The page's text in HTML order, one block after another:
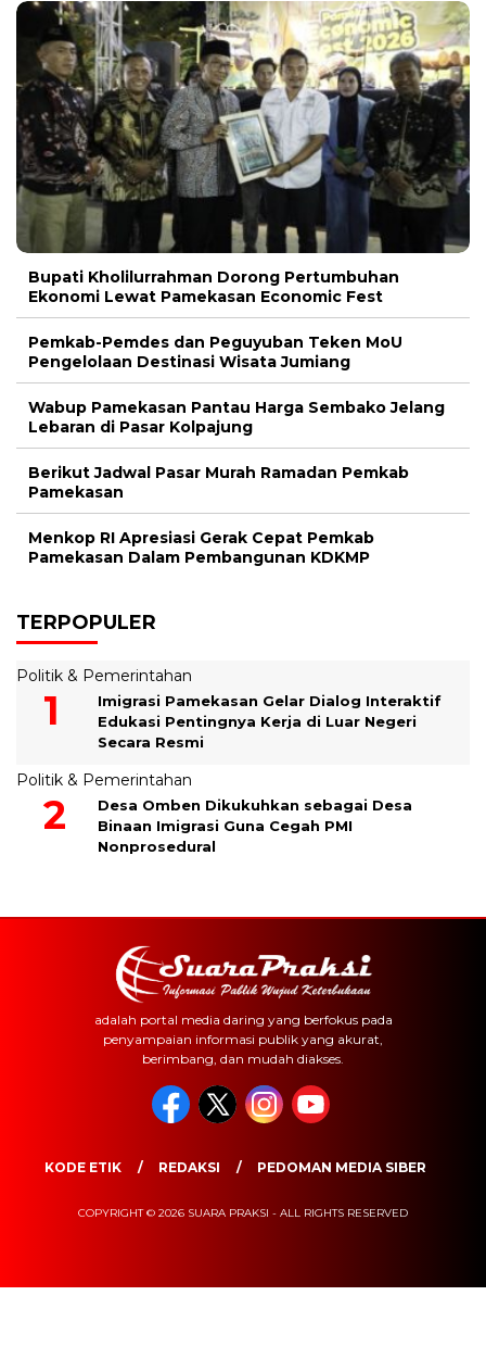
Bupati Kholilurrahman Dorong Pertumbuhan
Ekonomi Lewat Pamekasan Economic Fest
Pemkab-Pemdes dan Peguyuban Teken MoU
Pengelolaan Destinasi Wisata Jumiang
Wabup Pamekasan Pantau Harga Sembako Jelang
Lebaran di Pasar Kolpajung
Berikut Jadwal Pasar Murah Ramadan Pemkab
Pamekasan
Menkop RI Apresiasi Gerak Cepat Pemkab
Pamekasan Dalam Pembangunan KDKMP
TERPOPULER
Politik & Pemerintahan
Imigrasi Pamekasan Gelar Dialog Interaktif
Edukasi Pentingnya Kerja di Luar Negeri
Secara Resmi
Politik & Pemerintahan
Desa Omben Dikukuhkan sebagai Desa
Binaan Imigrasi Guna Cegah PMI
Nonprosedural
adalah portal media daring yang berfokus pada
penyampaian informasi publik yang akurat,
berimbang, dan mudah diakses.
KODE ETIK REDAKSI PEDOMAN MEDIA SIBER
COPYRIGHT © 2026 SUARA PRAKSI - ALL RIGHTS RESERVED